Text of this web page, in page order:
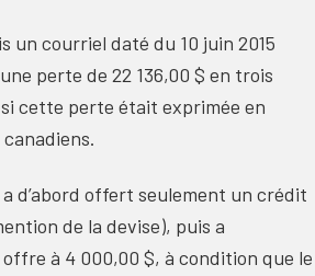
un courriel daté du 10 juin 2015
perte de 22 136,00 $ en trois
cette perte était exprimée en
d’abord offert seulement un crédit
de la devise), puis a
à 4 000,00 $, à condition que le